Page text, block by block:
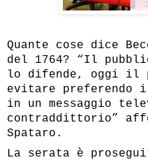
Quante cose dice
del 1764? “Il
lo difende, oggi il
evitare preferendo i
in un messaggio
contraddittorio”
Spataro.
La serata è